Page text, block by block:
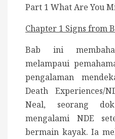
Part 1 What Are You
Chapter 1 Signs from
Bab ini
melampaui
pengalaman
Death Experiences/
Neal, seorang
mengalami NDE
bermain kayak. Ia